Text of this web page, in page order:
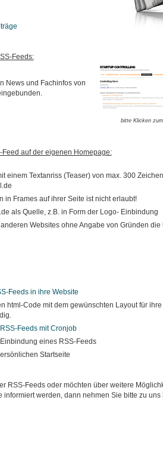
Feeds:
News und Fachinfos von
bitte Klicken
auf der eigenen Homepage:
einem Textanriss (Teaser) von max. 300
in Frames auf ihrer Seite ist nicht erlaubt!
als Quelle, z.B. in Form der Logo- Einbindung
Websites ohne Angabe von Gründen
Feeds in ihre Website
html-Code mit dem gewünschten Layout für
RSS-Feeds mit Cronjob
eines RSS-Feeds
Startseite
RSS-Feeds oder möchten über weitere
werden, dann nehmen Sie bitte zu uns